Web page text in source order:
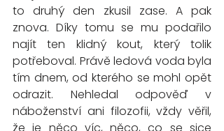
to druhý den zkusil zase. A pak
znova. Díky tomu se mu podařilo
najít ten klidný kout, který tolik
potřeboval. Právě ledová voda byla
tím dnem, od kterého se mohl opět
odrazit. Nehledal odpověď v
náboženství ani filozofii, vždy věřil,
že je něco víc, něco, co se sice